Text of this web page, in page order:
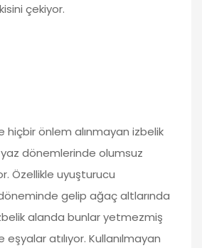
çekiyor.
hiçbir önlem alınmayan izbelik
dönemlerinde olumsuz
Özellikle uyuşturucu
döneminde gelip ağaç altlarında
alanda bunlar yetmezmiş
atılıyor. Kullanılmayan